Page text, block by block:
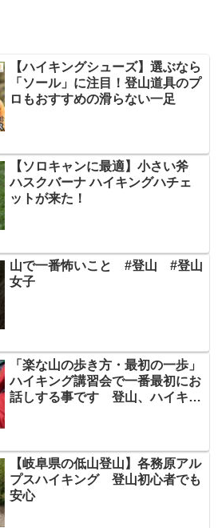
【ハイキングシューズ】選ぶなら
「ソール」に注目！登山道具のプ
ロもおすすめの滑らない一足
【ソロキャンに最適】小さい斧
ハスクバーナ ハイキングハチェ
ットが来た！
山で一番怖いこと #登山 #登山
女子
「楽な山の歩き方・最初の一歩」
ハイキング講習会で一番最初にお
話しする事です 登山、ハイキン
【岐阜県の低山登山】各務原アル
プスハイキング 登山初心者でも
安心